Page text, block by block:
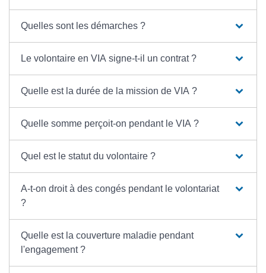
Quelles sont les démarches ?
Le volontaire en VIA signe-t-il un contrat ?
Quelle est la durée de la mission de VIA ?
Quelle somme perçoit-on pendant le VIA ?
Quel est le statut du volontaire ?
A-t-on droit à des congés pendant le volontariat
?
Quelle est la couverture maladie pendant
l'engagement ?